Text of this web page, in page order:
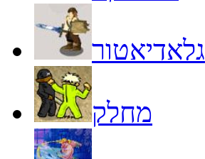
גלאדיאטור
מחלק